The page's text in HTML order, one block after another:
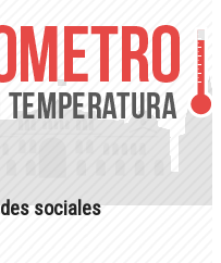
sociales